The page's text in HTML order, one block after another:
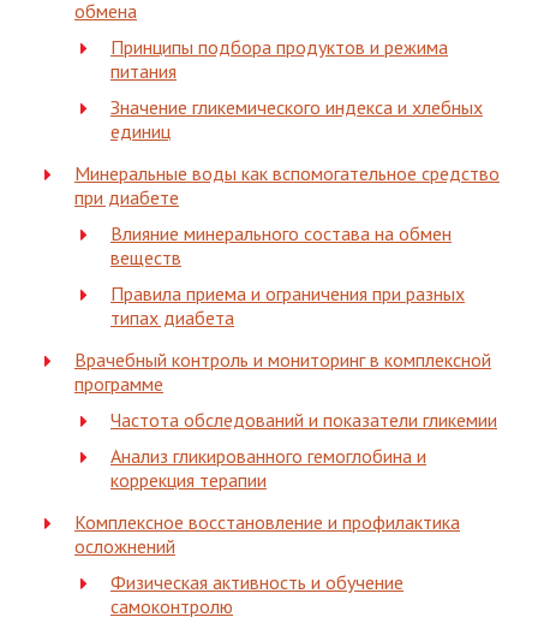
обмена
Принципы подбора продуктов и режима
питания
Значение гликемического индекса и хлебных
единиц
Минеральные воды как вспомогательное средство
при диабете
Влияние минерального состава на обмен
веществ
Правила приема и ограничения при разных
типах диабета
Врачебный контроль и мониторинг в комплексной
программе
Частота обследований и показатели гликемии
Анализ гликированного гемоглобина и
коррекция терапии
Комплексное восстановление и профилактика
осложнений
Физическая активность и обучение
самоконтролю